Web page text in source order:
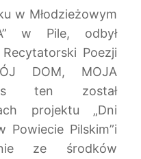
w Młodzieżowym
w Pile, odbył
Poezji
DOM, MOJA
ten został
projektu „Dni
Powiecie Pilskim”i
ze środków